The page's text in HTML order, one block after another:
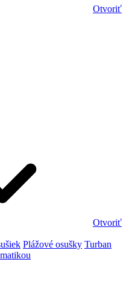
Otvoriť
Otvoriť
Plážové osušky Turban